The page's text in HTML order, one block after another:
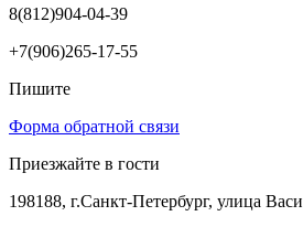
8(812)904-04-39
+7(906)265-17-55
Пишите
Форма обратной связи
Приезжайте в гости
198188, г.Санкт-Петербург, улица